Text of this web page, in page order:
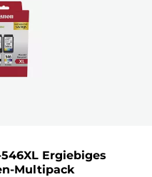
Ergiebiges
Multipack